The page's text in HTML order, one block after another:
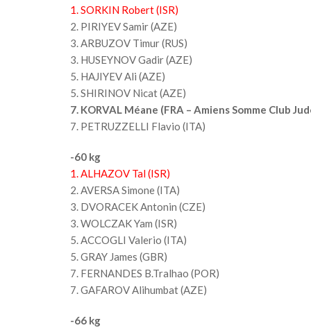
1. SORKIN Robert (ISR)
2. PIRIYEV Samir (AZE)
3. ARBUZOV Timur (RUS)
3. HUSEYNOV Gadir (AZE)
5. HAJIYEV Ali (AZE)
5. SHIRINOV Nicat (AZE)
7. KORVAL Méane (FRA – Amiens Somme Club
7. PETRUZZELLI Flavio (ITA)
-60 kg
1. ALHAZOV Tal (ISR)
2. AVERSA Simone (ITA)
3. DVORACEK Antonin (CZE)
3. WOLCZAK Yam (ISR)
5. ACCOGLI Valerio (ITA)
5. GRAY James (GBR)
7. FERNANDES B.Tralhao (POR)
7. GAFAROV Alihumbat (AZE)
-66 kg